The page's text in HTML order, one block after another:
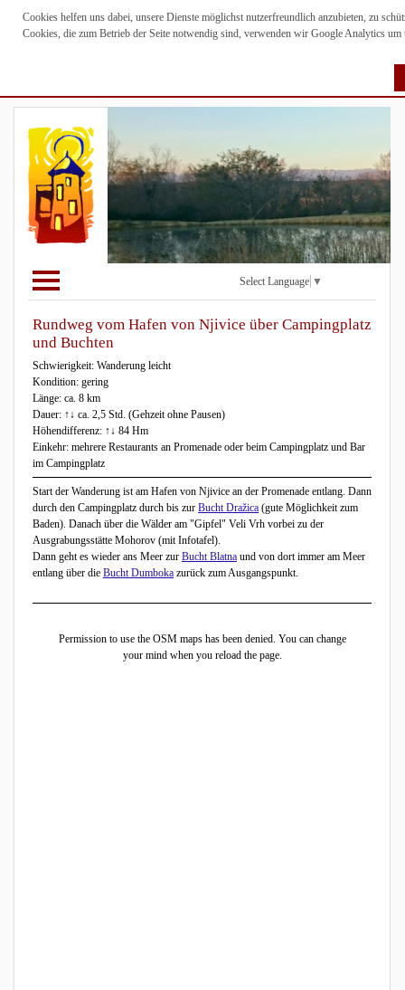
Cookies helfen uns dabei, unsere Dienste möglichst nutzerfreundlich anzubieten, zu
Cookies, die zum Betrieb der Seite notwendig sind, verwenden wir Google Analytics um
Select Language ▼
Rundweg vom Hafen von Njivice über Campingplatz
und Buchten
Schwierigkeit: Wanderung leicht
Kondition: gering
Länge: ca. 8 km
Dauer: ↑↓ ca. 2,5 Std. (Gehzeit ohne Pausen)
Höhendifferenz: ↑↓ 84 Hm
Einkehr: mehrere Restaurants an Promenade oder beim Campingplatz und Bar
im Campingplatz
Start der Wanderung ist am Hafen von Njivice an der Promenade entlang. Dann
durch den Campingplatz durch bis zur Bucht Dražica (gute Möglichkeit zum
Baden). Danach über die Wälder am "Gipfel" Veli Vrh vorbei zu der
Ausgrabungsstätte Mohorov (mit Infotafel).
Dann geht es wieder ans Meer zur Bucht Blatna und von dort immer am Meer
entlang über die Bucht Dumboka zurück zum Ausgangspunkt.
Permission to use the OSM maps has been denied. You can change
your mind when you reload the page.